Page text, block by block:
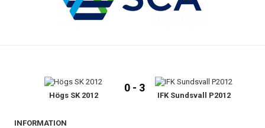
BILDGALLERI
DOKUMENT
Högs SK 2012
0 - 3
IFK Sundsvall P2012
INFORMATION